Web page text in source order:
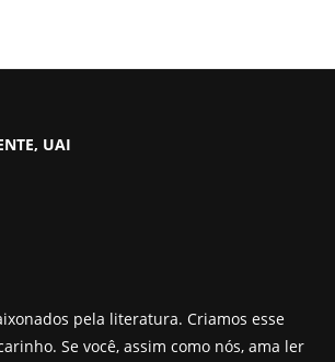
UAI
pela literatura. Criamos esse
Se você, assim como nós, ama ler